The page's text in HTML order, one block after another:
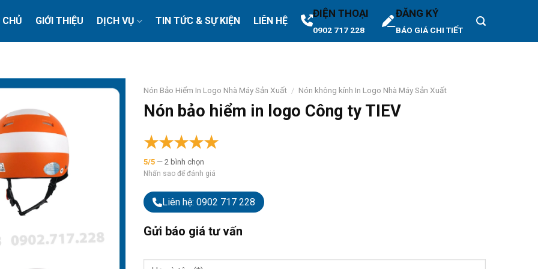
GIỚI THIỆU DỊCH VỤ TIN TỨC & SỰ KIỆN LIÊN HỆ
ĐIỆN THOẠI
0902 717 228
ĐĂNG KÝ
BÁO GIÁ CHI TIẾT
Nón Bảo Hiểm In Logo Nhà Máy Sản Xuất / Nón không kính In Logo Nhà Máy Sản Xuất
Nón bảo hiểm in logo Công ty TIEV
★
★
★
★
★
5/5 — 2 bình chọn
Nhấn sao để đánh giá
Liên hệ: 0902 717 228
Gửi báo giá tư vấn